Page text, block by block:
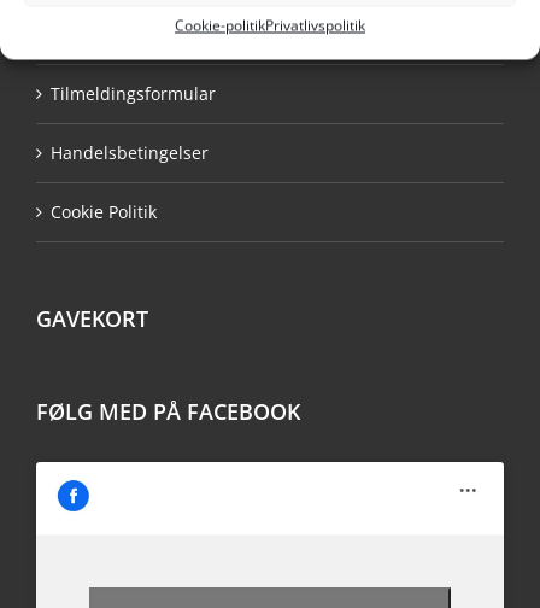
Cookie-politikPrivatlivspolitik
Køb Ribe Gavekort
Tilmeldingsformular
Handelsbetingelser
Cookie Politik
GAVEKORT
FØLG MED PÅ FACEBOOK